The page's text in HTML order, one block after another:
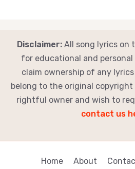
Disclaimer: All song lyrics on
for educational and personal
claim ownership of any
belong to the original
rightful owner and wish to
contact us
Home About